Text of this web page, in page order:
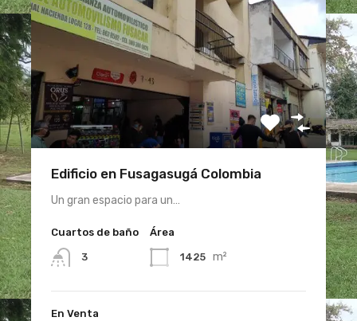
Edificio en Fusagasugá Colombia
Un gran espacio para un…
Cuartos de baño
3
Área
1425 m²
En Venta